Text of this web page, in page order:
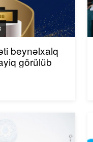
beynəlxalq
görülüb